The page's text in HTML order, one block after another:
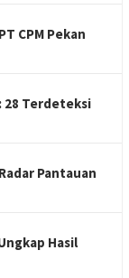
CPM Pekan
28 Terdeteksi
Pantauan
Hasil